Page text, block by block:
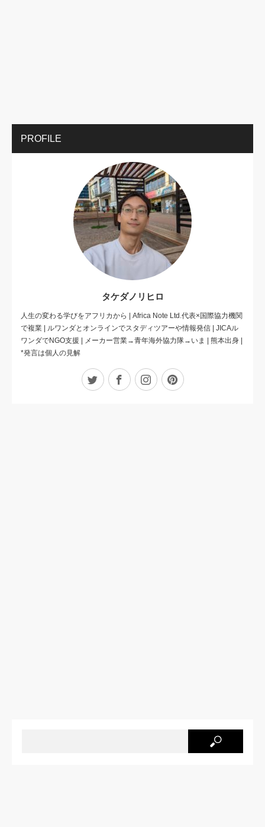
PROFILE
タケダノリヒロ
人生の変わる学びをアフリカから | Africa Note Ltd.代表×国際協力機関
で複業 | ルワンダとオンラインでスタディツアーや情報発信 | JICAル
ワンダでNGO支援 | メーカー営業→青年海外協力隊→いま | 熊本出身 |
*発言は個人の見解
Twitter FacebookInstagramPinterest